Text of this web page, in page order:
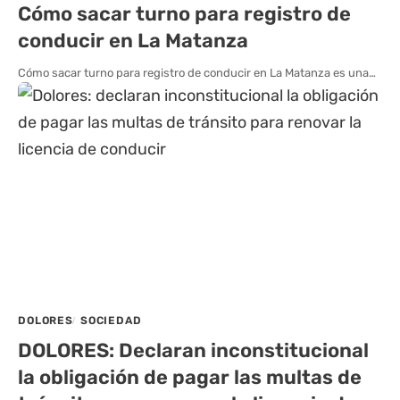
Cómo sacar turno para registro de
conducir en La Matanza
Cómo sacar turno para registro de conducir en La Matanza es una…
DOLORES SOCIEDAD
DOLORES: Declaran inconstitucional
la obligación de pagar las multas de